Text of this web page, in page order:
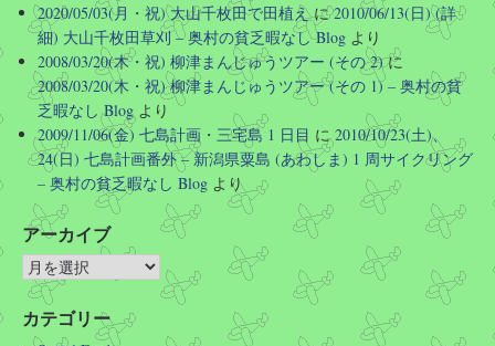
2020/05/03(月・祝) 大山千枚田で田植えに2010/06/13(日) (詳
細) 大山千枚田草刈 – 奥村の貧乏暇なし Blog より
2008/03/20(木・祝) 柳津まんじゅうツアー (その 2)に
2008/03/20(木・祝) 柳津まんじゅうツアー (その 1) – 奥村の貧
乏暇なし Blog より
2009/11/06(金) 七島計画・三宅島 1 日目 に2010/10/23(土)、
24(日) 七島計画番外 – 新潟県粟島 (あわしま) 1 周サイクリング
– 奥村の貧乏暇なし Blog より
アーカイブ
カテゴリー